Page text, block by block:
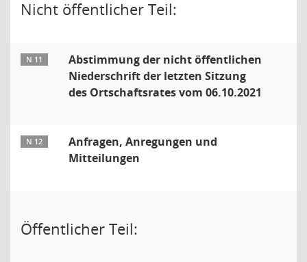
Nicht öffentlicher Teil:
N 11
Abstimmung der nicht öffentlichen
Niederschrift der letzten Sitzung
des Ortschaftsrates vom 06.10.2021
N 12
Anfragen, Anregungen und
Mitteilungen
Öffentlicher Teil: